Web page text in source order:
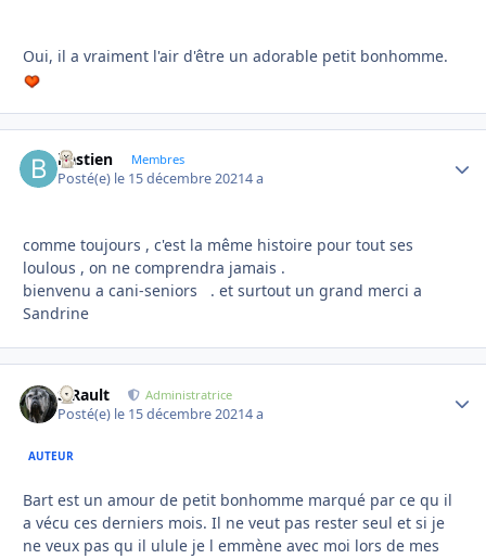
Oui, il a vraiment l'air d'être un adorable petit bonhomme.
bastien Membres
Posté(e) le 15 décembre 20214 a
comme toujours , c'est la même histoire pour tout ses
loulous , on ne comprendra jamais .
bienvenu a cani-seniors . et surtout un grand merci a
Sandrine
S.Rault Administratrice
Posté(e) le 15 décembre 20214 a
AUTEUR
Bart est un amour de petit bonhomme marqué par ce qu il
a vécu ces derniers mois. Il ne veut pas rester seul et si je
ne veux pas qu il ulule je l emmène avec moi lors de mes